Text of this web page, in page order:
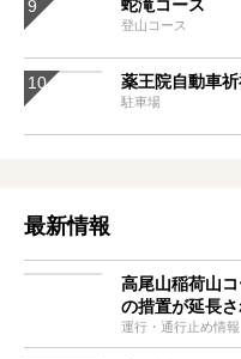
蛇滝コース
登山コース
薬王院自動車
駐車場
最新情報
高尾山稲荷山
の措置が延長
運行・通行止め情報